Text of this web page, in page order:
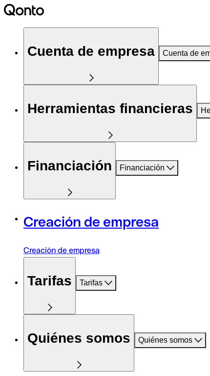
Cuenta de empresa Cuenta de
Herramientas financieras
Financiación Financiación
Creación de empresa
Creación de empresa
Tarifas Tarifas
Quiénes somos Quiénes somos